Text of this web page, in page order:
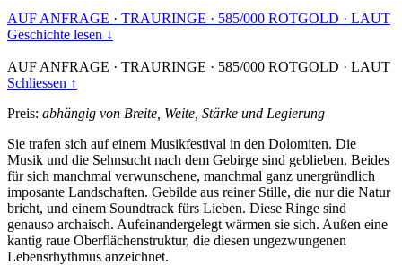
AUF ANFRAGE · TRAURINGE · 585/000 ROTGOLD · LAUT
Geschichte lesen ↓
AUF ANFRAGE · TRAURINGE · 585/000 ROTGOLD · LAUT
Schliessen ↑
Preis: abhängig von Breite, Weite, Stärke und Legierung
Sie trafen sich auf einem Musikfestival in den Dolomiten. Die
Musik und die Sehnsucht nach dem Gebirge sind geblieben. Beides
für sich manchmal verwunschene, manchmal ganz unergründlich
imposante Landschaften. Gebilde aus reiner Stille, die nur die Natur
bricht, und einem Soundtrack fürs Lieben. Diese Ringe sind
genauso archaisch. Aufeinandergelegt wärmen sie sich. Außen eine
kantig raue Oberflächenstruktur, die diesen ungezwungenen
Lebensrhythmus anzeichnet.